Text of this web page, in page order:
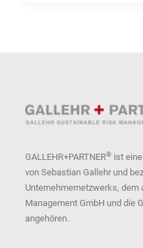
GALLEHR+PARTNER® ist
von Sebastian Gallehr und
Unternehmernetzwerks, dem
Management GmbH und die
angehören.